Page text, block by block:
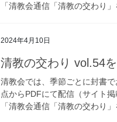
「清教会通信「清教の交わり
2024年4月10日
清教の交わり vol.54
清教会では、季節ごとに封書
点からPDFにて配信（サイト
「清教会通信「清教の交わり